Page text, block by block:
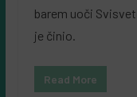
barem uoči
je činio.
Read More